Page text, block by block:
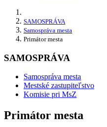
SAMOSPRÁVA
Samospráva mesta
Primátor mesta
SAMOSPRÁVA
Samospráva mesta
Mestské zastupiteľstvo
Komisie pri MsZ
Primátor mesta